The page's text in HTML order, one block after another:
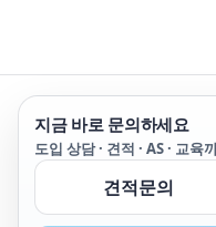
HART, FOUNDATION
FieldBus 및 ProfiBus
장비에 대한 전체
Communication기능을
가지고 있습니다. 5.7"
컬러 터치스크린 방식으로
보다 쉽게 장비를 운용할수
있다는 장점을 가지고 있
지금 바로 문의하세요
도입 상담 · 견적 · AS · 교
견적문의